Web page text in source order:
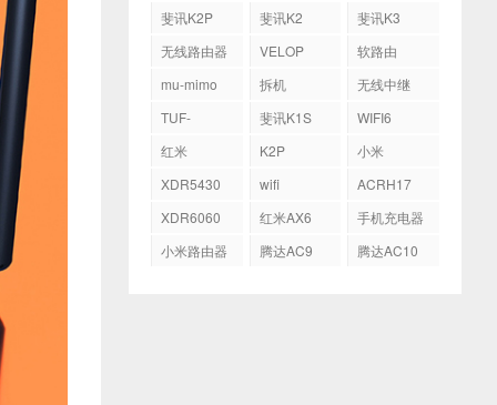
斐讯K2P 斐讯K2
斐讯K3
无线路由器
VELOP
软路由
mu-mimo
拆机
无线中继
TUF-
斐讯K1S
WIFI6
红米
K2P
小米
XDR5430 wifi
ACRH17
XDR6060
红米AX6
手机充电器
小米路由器
腾达AC9 腾达AC10